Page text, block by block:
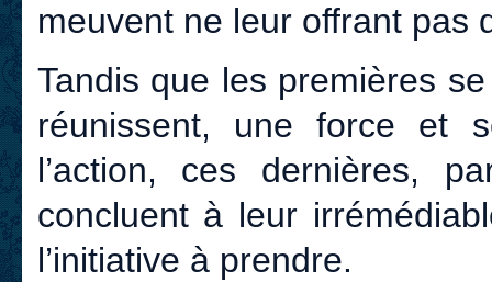
meuvent ne leur offrant pas
Tandis que les premières
réunissent, une force et
l’action, ces dernières,
concluent à leur
l’initiative à prendre.